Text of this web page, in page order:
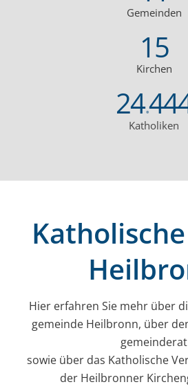
Gemeinden
15
Kirchen
24.
Katholiken
Hier erfahren Sie mehr über
gemeinde Heilbronn, über
gemeinderat
sowie über das Katholische
der Heilbronner